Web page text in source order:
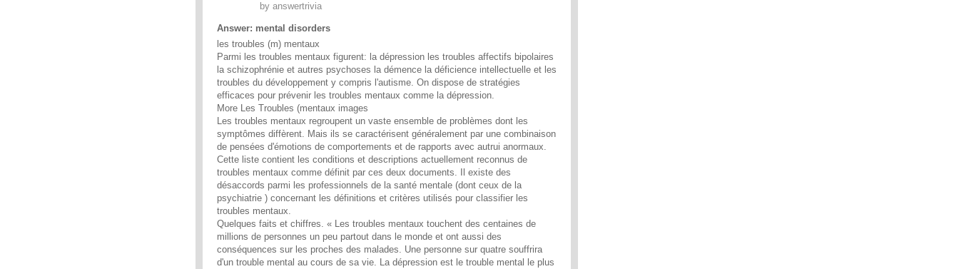
by answertrivia
Answer: mental disorders
les troubles (m) mentaux
Parmi les troubles mentaux figurent: la dépression les troubles affectifs bipolaires
la schizophrénie et autres psychoses la démence la déficience intellectuelle et les
troubles du développement y compris l'autisme. On dispose de stratégies
efficaces pour prévenir les troubles mentaux comme la dépression.
More Les Troubles (mentaux images
Les troubles mentaux regroupent un vaste ensemble de problèmes dont les
symptômes diffèrent. Mais ils se caractérisent généralement par une combinaison
de pensées d'émotions de comportements et de rapports avec autrui anormaux.
Cette liste contient les conditions et descriptions actuellement reconnus de
troubles mentaux comme définit par ces deux documents. Il existe des
désaccords parmi les professionnels de la santé mentale (dont ceux de la
psychiatrie ) concernant les définitions et critères utilisés pour classifier les
troubles mentaux.
Quelques faits et chiffres. « Les troubles mentaux touchent des centaines de
millions de personnes un peu partout dans le monde et ont aussi des
conséquences sur les proches des malades. Une personne sur quatre souffrira
d'un trouble mental au cours de sa vie. La dépression est le trouble mental le plus